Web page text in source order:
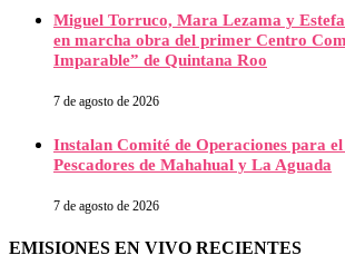
Miguel Torruco, Mara Lezama y
en marcha obra del primer Centro
Imparable” de Quintana Roo
7 de agosto de 2026
Instalan Comité de Operaciones para
Pescadores de Mahahual y La Aguada
7 de agosto de 2026
EMISIONES EN VIVO RECIENTES